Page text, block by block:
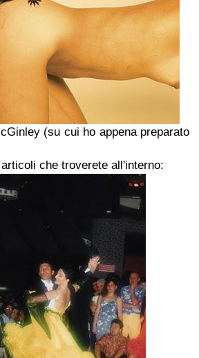
(su cui ho appena preparato
che troverete all'interno: